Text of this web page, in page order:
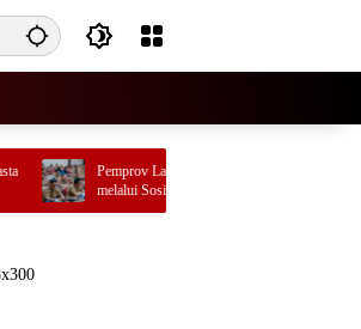
Pemprov Lampung Perkuat Tata Kelola
melalui Sosialisasi e-Review 2026